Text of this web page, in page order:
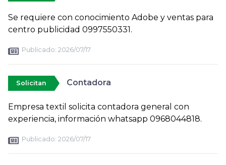
Se requiere con conocimiento Adobe y ventas para
centro publicidad 0997550331.
Publicado: 2026/07/17
Solicitan Contadora
Empresa textil solicita contadora general con
experiencia, información whatsapp 0968044818.
Publicado: 2026/07/17